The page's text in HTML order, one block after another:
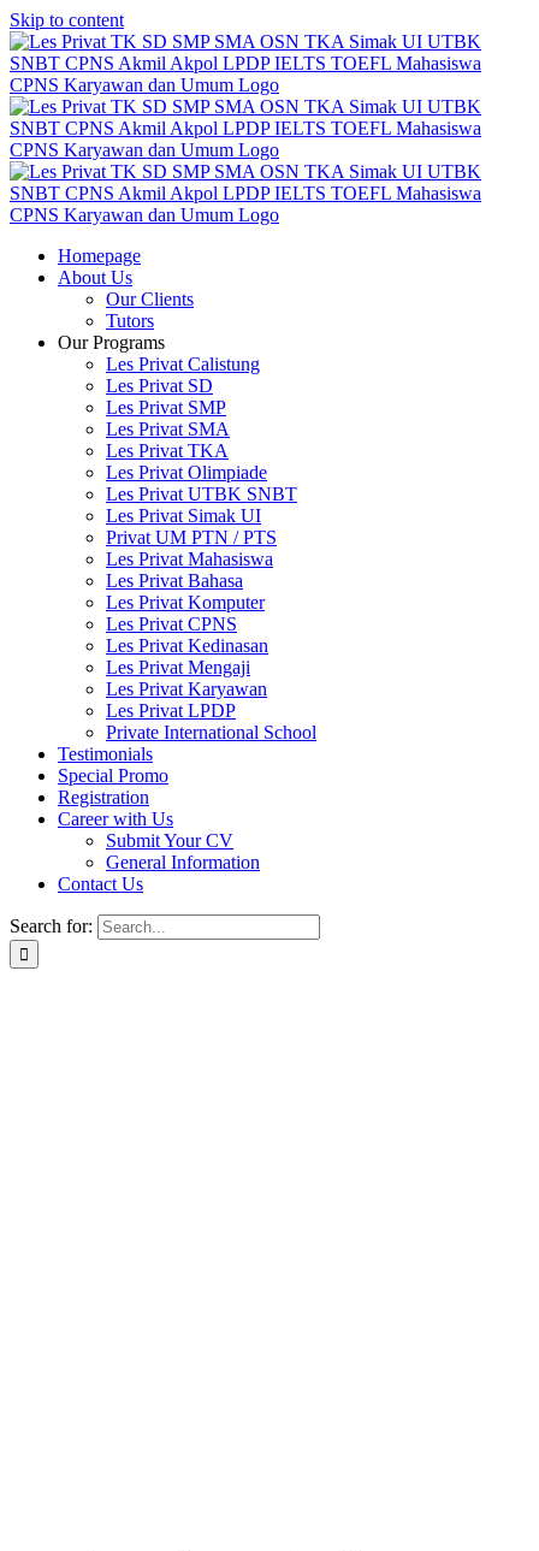
Skip to content
Homepage
About Us
Our Clients
Tutors
Our Programs
Les Privat Calistung
Les Privat SD
Les Privat SMP
Les Privat SMA
Les Privat TKA
Les Privat Olimpiade
Les Privat UTBK SNBT
Les Privat Simak UI
Privat UM PTN / PTS
Les Privat Mahasiswa
Les Privat Bahasa
Les Privat Komputer
Les Privat CPNS
Les Privat Kedinasan
Les Privat Mengaji
Les Privat Karyawan
Les Privat LPDP
Private International School
Testimonials
Special Promo
Registration
Career with Us
Submit Your CV
General Information
Contact Us
Search for: